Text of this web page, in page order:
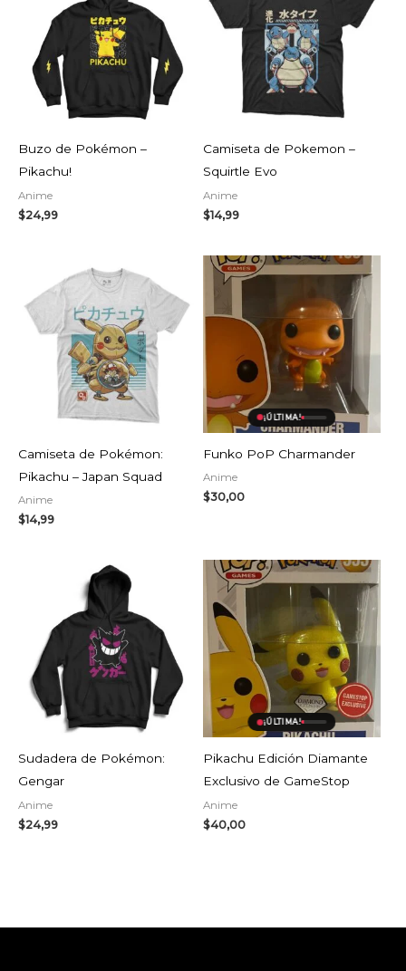
Buzo de Pokémon –
Pikachu!
Anime
$24,99
Camiseta de Pokemon –
Squirtle Evo
Anime
$14,99
Camiseta de Pokémon:
Pikachu – Japan Squad
Anime
$14,99
¡ÚLTIMA!
Funko PoP Charmander
Anime
$30,00
Sudadera de Pokémon:
Gengar
Anime
$24,99
¡ÚLTIMA!
Pikachu Edición Diamante
Exclusivo de GameStop
Anime
$40,00